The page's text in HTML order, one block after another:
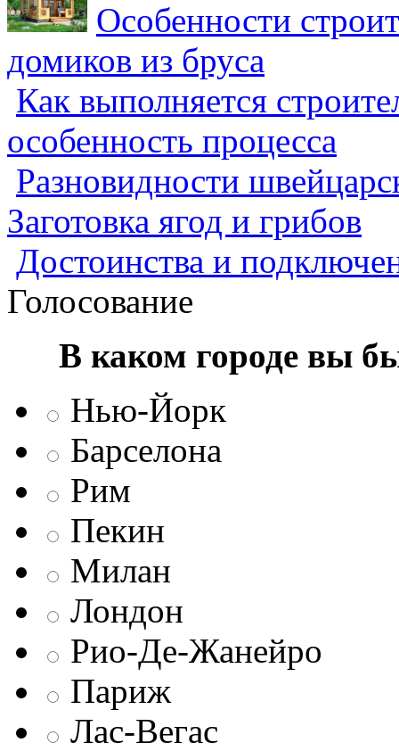
Особенности
домиков из бруса
Как выполняется
особенность процесса
Разновидности
Заготовка ягод и грибов
Достоинства и
Голосование
В каком городе вы
Нью-Йорк
Барселона
Рим
Пекин
Милан
Лондон
Рио-Де-Жанейро
Париж
Лас-Вегас